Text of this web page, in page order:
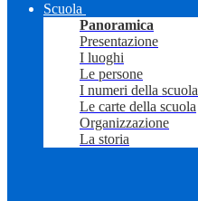
Scuola
Panoramica
Presentazione
I luoghi
Le persone
I numeri della scuola
Le carte della scuola
Organizzazione
La storia